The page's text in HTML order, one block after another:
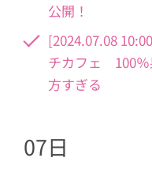
公開！
[2024.07.08
チカフェ 100％
方すぎる
07日